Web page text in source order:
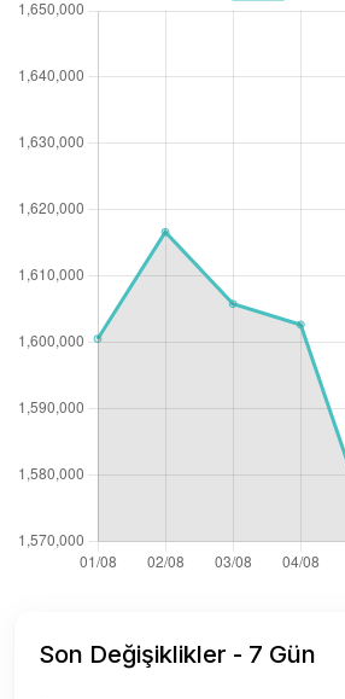
Son Değişiklikler - 7 Gün